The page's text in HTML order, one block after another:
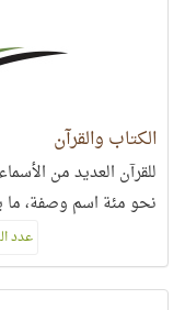
الكتاب والقرآن
للقرآن العديد من
نحو مئة اسم وصفة، ما
عدد